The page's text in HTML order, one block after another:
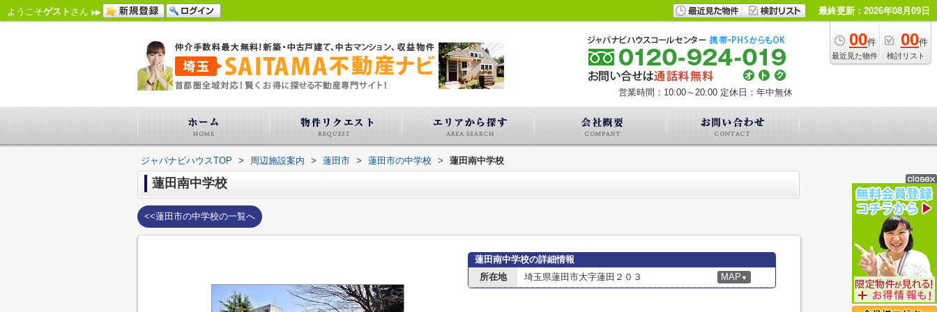
ようこそゲスト さん 最終更新：2026年08月09日
00件
最近見た物件
00件
検討リスト
営業時間：10:00～20:00 定休日：年中無休
ジャパナビハウスTOP > 周辺施設案内 > 蓮田市 > 蓮田市の中学校 > 蓮田南中学校
蓮田南中学校
<<蓮田市の中学校の一覧へ
蓮田南中学校の詳細情報
所在地
埼玉県蓮田市大字蓮田２０３ MAP ▼